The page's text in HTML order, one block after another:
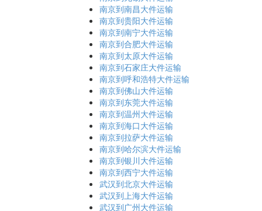
南京到南昌大件运输
南京到贵阳大件运输
南京到南宁大件运输
南京到合肥大件运输
南京到太原大件运输
南京到石家庄大件运输
南京到呼和浩特大件运输
南京到佛山大件运输
南京到东莞大件运输
南京到温州大件运输
南京到海口大件运输
南京到拉萨大件运输
南京到哈尔滨大件运输
南京到银川大件运输
南京到西宁大件运输
武汉到北京大件运输
武汉到上海大件运输
武汉到广州大件运输